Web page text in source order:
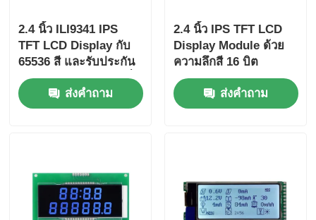
2.4 นิ้ว ILI9341 IPS
TFT LCD Display กับ
65536 สี และรับประกัน
12 เดือนสําหรับระบบที่
ฝัง
ส่งคำถาม
2.4 นิ้ว IPS TFT LCD
Display Module ด้วย
ความลึกสี 16 บิต
105.5mm*67.2mm*3.0mm
ขนาดและสัดส่วนความ
แตกต่าง 800:1
ส่งคำถาม